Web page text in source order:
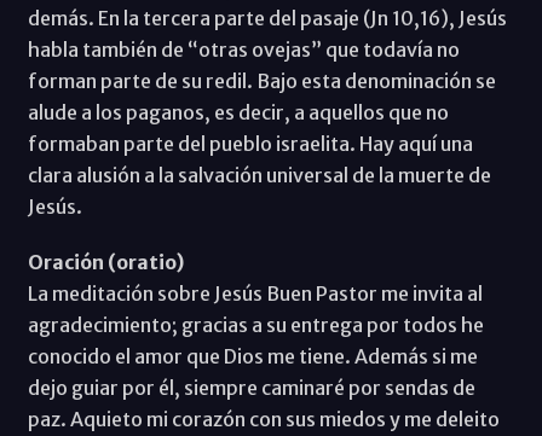
demás. En la tercera parte del pasaje (Jn 10,16), Jesús
habla también de “otras ovejas” que todavía no
forman parte de su redil. Bajo esta denominación se
alude a los paganos, es decir, a aquellos que no
formaban parte del pueblo israelita. Hay aquí una
clara alusión a la salvación universal de la muerte de
Jesús.
Oración (oratio)
La meditación sobre Jesús Buen Pastor me invita al
agradecimiento; gracias a su entrega por todos he
conocido el amor que Dios me tiene. Además si me
dejo guiar por él, siempre caminaré por sendas de
paz. Aquieto mi corazón con sus miedos y me deleito